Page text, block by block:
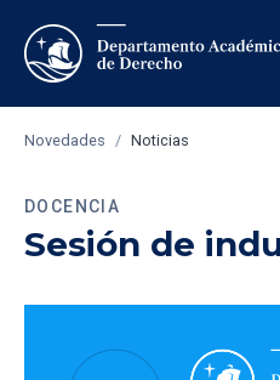
Novedades / Noticias
DOCENCIA
Sesión de